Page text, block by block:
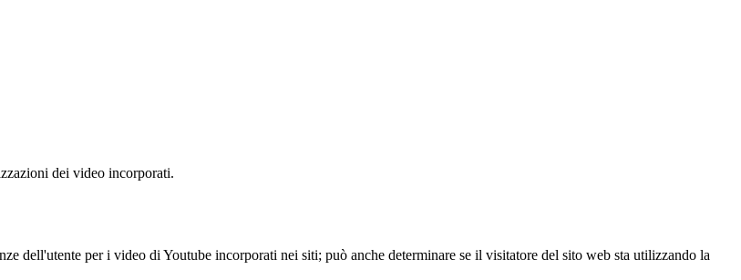
dei video incorporati.
dell'utente per i video di Youtube incorporati nei siti; può anche determinare se il visitatore del sito web sta utilizzando la